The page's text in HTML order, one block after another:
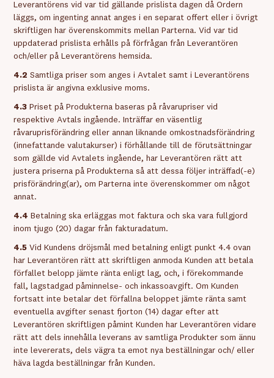
Leverantörens vid var tid gällande prislista dagen då Ordern
läggs, om ingenting annat anges i en separat offert eller i övrigt
skriftligen har överenskommits mellan Parterna. Vid var tid
uppdaterad prislista erhålls på förfrågan från Leverantören
och/eller på Leverantörens hemsida.
4.2 Samtliga priser som anges i Avtalet samt i Leverantörens
prislista är angivna exklusive moms.
4.3 Priset på Produkterna baseras på råvarupriser vid
respektive Avtals ingående. Inträffar en väsentlig
råvaruprisförändring eller annan liknande omkostnadsförändring
(innefattande valutakurser) i förhållande till de förutsättningar
som gällde vid Avtalets ingående, har Leverantören rätt att
justera priserna på Produkterna så att dessa följer inträffad(-e)
prisförändring(ar), om Parterna inte överenskommer om något
annat.
4.4 Betalning ska erläggas mot faktura och ska vara fullgjord
inom tjugo (20) dagar från fakturadatum.
4.5 Vid Kundens dröjsmål med betalning enligt punkt 4.4 ovan
har Leverantören rätt att skriftligen anmoda Kunden att betala
förfallet belopp jämte ränta enligt lag, och, i förekommande
fall, lagstadgad påminnelse- och inkassoavgift. Om Kunden
fortsatt inte betalar det förfallna beloppet jämte ränta samt
eventuella avgifter senast fjorton (14) dagar efter att
Leverantören skriftligen påmint Kunden har Leverantören vidare
rätt att dels innehålla leverans av samtliga Produkter som ännu
inte levererats, dels vägra ta emot nya beställningar och/ eller
häva lagda beställningar från Kunden.